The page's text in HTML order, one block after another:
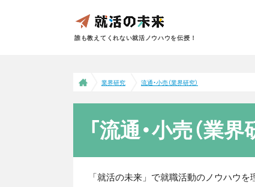
誰も教えてくれない就活ノウハウを伝授！
業界研究 流通・小売（業界研究）
「流通・小売（業
「就活の未来」で就職活動のノウハウ